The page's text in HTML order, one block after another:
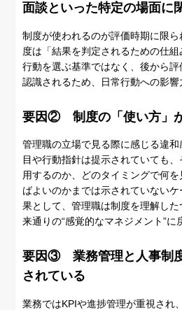
面談といった特定の場面に
制度が使われるのが評価時期に限
度は「結果を判定されるための仕
行動を選ぶ基準ではなく、後から評
認識されるため、日常行動への影響
要因② 制度の「使い方」
管理職の立場で見る際に感じる違
目や行動指針は提示されていても
用するのか、どのタイミングで何
ばよいのかまでは示されていない
果として、管理職は制度を理解し
来通りの“感覚的なマネジメント”に
要因③ 業務管理と人事制
されている
業務ではKPIや進捗管理が重視され